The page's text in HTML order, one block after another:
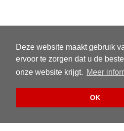
Deze website maakt gebruik
ervoor te zorgen dat u de
onze website krijgt. Meer
OK